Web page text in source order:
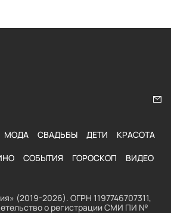
МОДА СВАДЬБЫ ДЕТИ КРАСОТА
СОБЫТИЯ ГОРОСКОП ВИДЕО
(2019-2026). ОГРН 1197746707311,
о регистрации СМИ ПИ №